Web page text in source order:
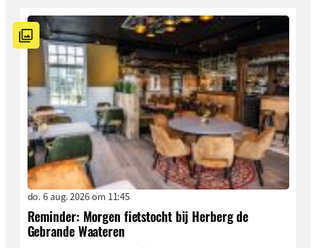
do. 6 aug. 2026 om 11:45
Reminder: Morgen fietstocht bij Herberg de
Gebrande Waateren